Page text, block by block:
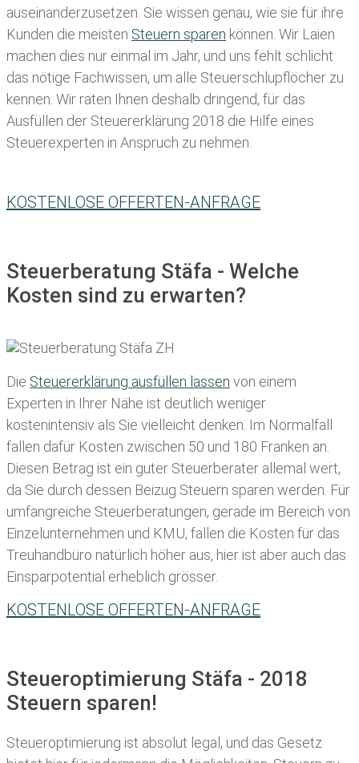
auseinanderzusetzen. Sie wissen genau, wie sie für ihre
Kunden die meisten Steuern sparen können. Wir Laien
machen dies nur einmal im Jahr, und uns fehlt schlicht
das nötige Fachwissen, um alle Steuerschlupflöcher zu
kennen. Wir raten Ihnen deshalb dringend, für das
Ausfüllen der Steuererklärung 2018 die Hilfe eines
Steuerexperten in Anspruch zu nehmen.
KOSTENLOSE OFFERTEN-ANFRAGE
Steuerberatung Stäfa - Welche
Kosten sind zu erwarten?
Die Steuererklärung ausfüllen lassen von einem
Experten in Ihrer Nähe ist deutlich weniger
kostenintensiv als Sie vielleicht denken. Im Normalfall
fallen dafür Kosten zwischen 50 und 180 Franken an.
Diesen Betrag ist ein guter Steuerberater allemal wert,
da Sie durch dessen Beizug Steuern sparen werden. Für
umfangreiche Steuerberatungen, gerade im Bereich von
Einzelunternehmen und KMU, fallen die Kosten für das
Treuhandbüro natürlich höher aus, hier ist aber auch das
Einsparpotential erheblich grösser.
KOSTENLOSE OFFERTEN-ANFRAGE
Steueroptimierung Stäfa - 2018
Steuern sparen!
Steueroptimierung ist absolut legal, und das Gesetz